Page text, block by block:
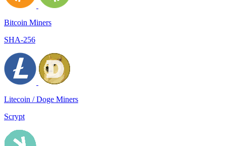
Bitcoin Miners
SHA-256
Litecoin / Doge Miners
Scrypt